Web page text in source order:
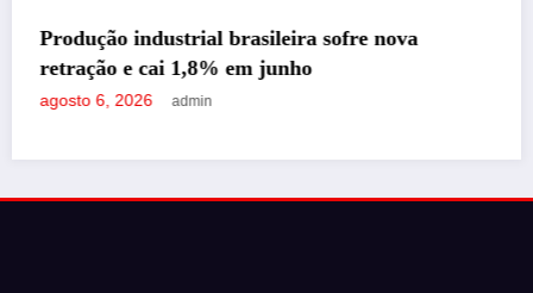
nova AMAZONAS DESTAQUE
Roberto Cidade conduz acordo e
repasse de R$276 milhões a
agosto 6, 2026